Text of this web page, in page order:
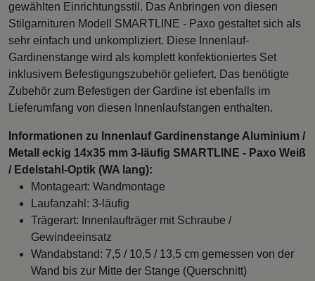
gewählten Einrichtungsstil. Das Anbringen von diesen
Stilgarnituren Modell SMARTLINE - Paxo gestaltet sich als
sehr einfach und unkompliziert. Diese Innenlauf-
Gardinenstange wird als komplett konfektioniertes Set
inklusivem Befestigungszubehör geliefert. Das benötigte
Zubehör zum Befestigen der Gardine ist ebenfalls im
Lieferumfang von diesen Innenlaufstangen enthalten.
Informationen zu Innenlauf Gardinenstange Aluminium /
Metall eckig 14x35 mm 3-läufig SMARTLINE - Paxo Weiß
/ Edelstahl-Optik (WA lang):
Montageart: Wandmontage
Laufanzahl: 3-läufig
Trägerart: Innenlaufträger mit Schraube /
Gewindeeinsatz
Wandabstand: 7,5 / 10,5 / 13,5 cm gemessen von der
Wand bis zur Mitte der Stange (Querschnitt)